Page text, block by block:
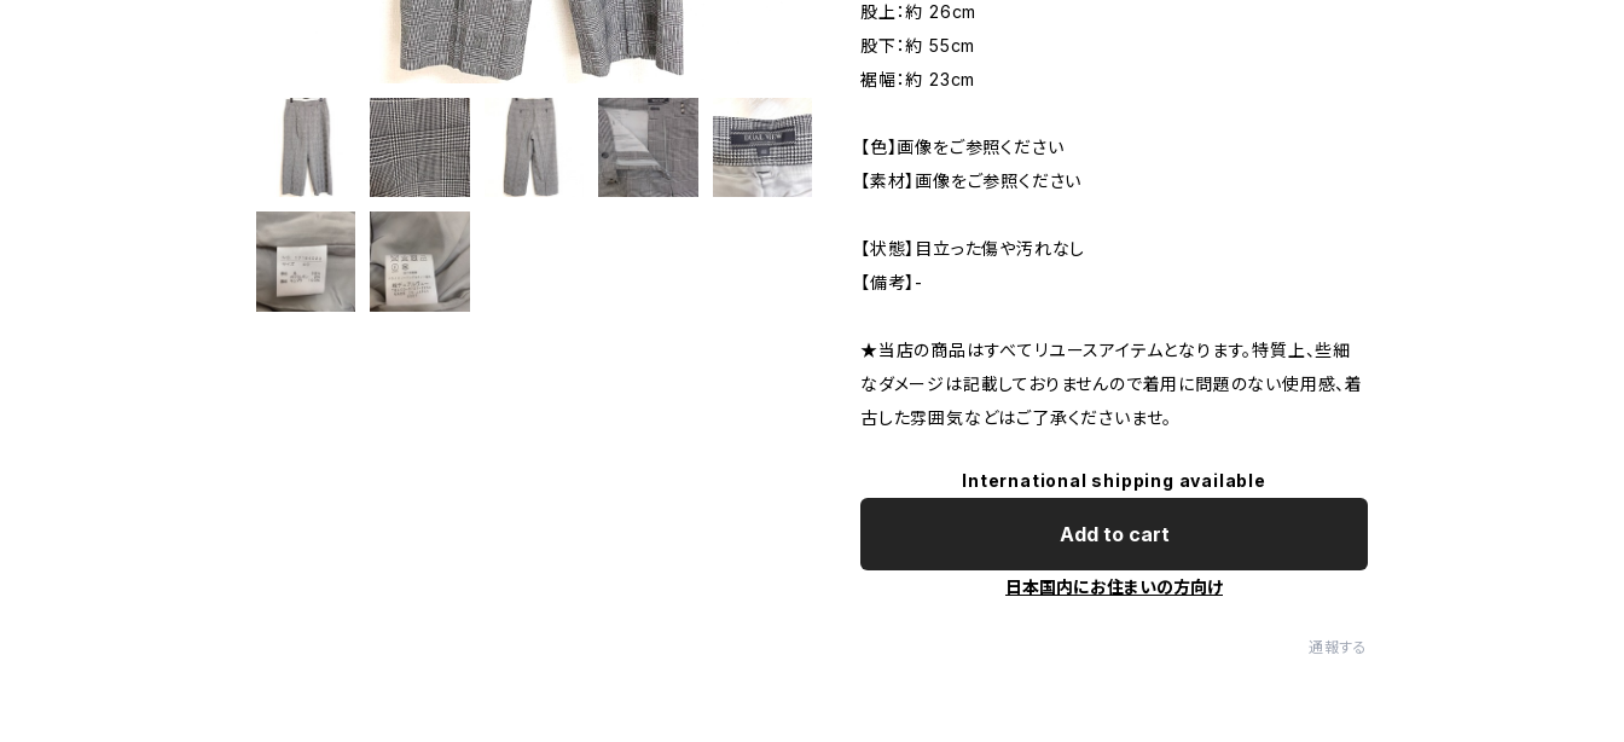
股上：約 26cm
股下：約 55cm
裾幅：約 23cm
【色】画像をご参照ください
【素材】画像をご参照ください
【状態】目立った傷や汚れなし
【備考】-
★当店の商品はすべてリユースアイテムとなります。特質上、些細
なダメージは記載しておりませんので着用に問題のない使用感、着
古した雰囲気などはご了承くださいませ。
International shipping available
Add to cart
日本国内にお住まいの方向け
通報する